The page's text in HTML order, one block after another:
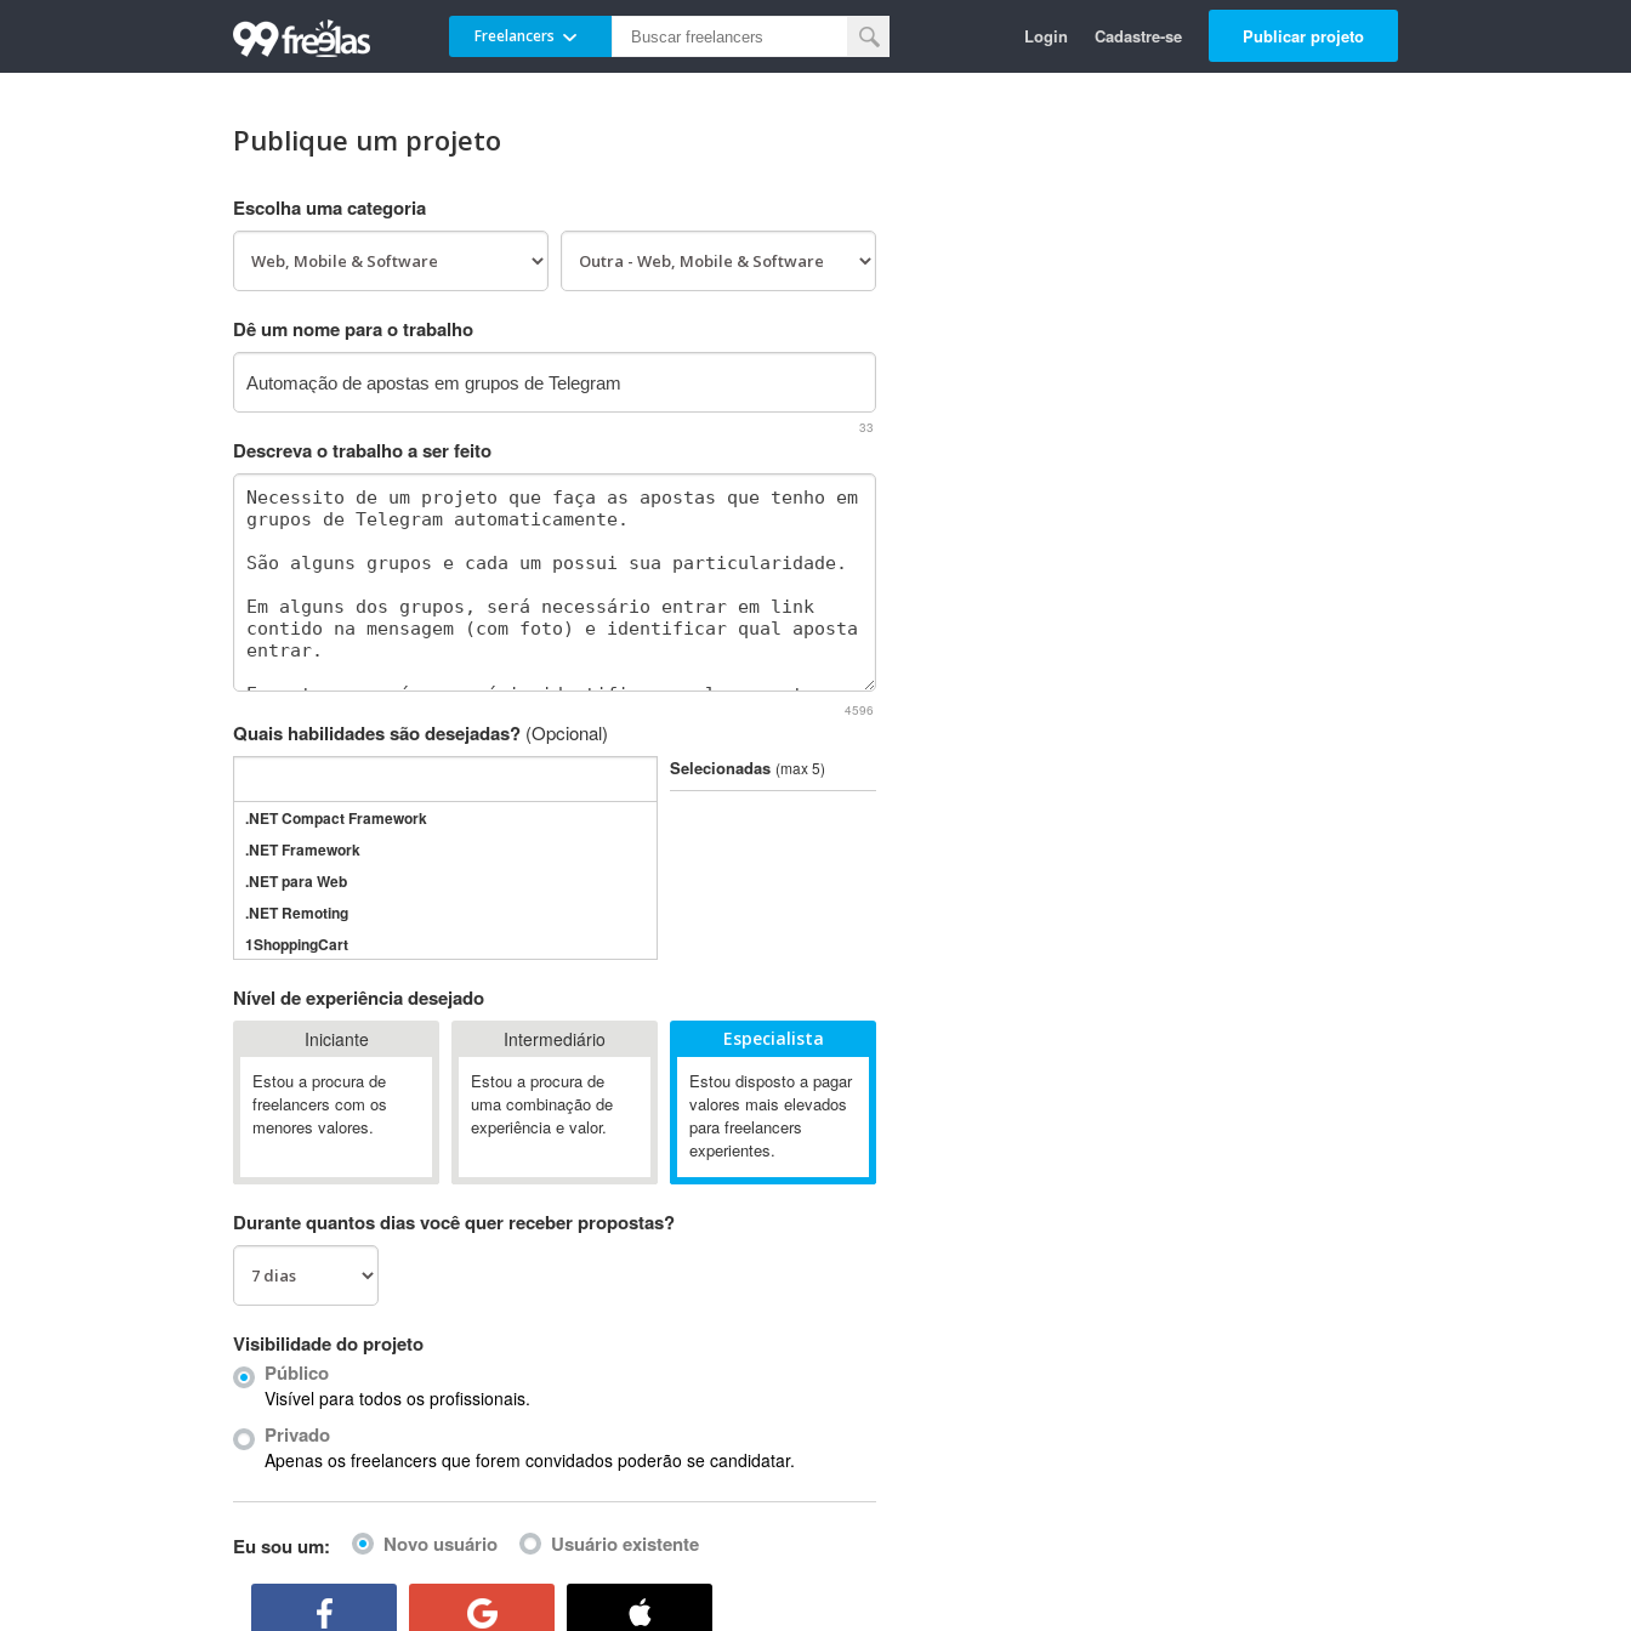
Freelancers Login Cadastre-se Publicar projeto
Publique um projeto
Escolha uma categoria
Dê um nome para o trabalho
33
Descreva o trabalho a ser feito
4596
Quais habilidades são desejadas? (Opcional)
.NET Compact Framework
.NET Framework
.NET para Web
.NET Remoting
1ShoppingCart
3GSM
4D Dimension
802.11
A&P
A-GPS
Ab Initio
ABIS
AbleCommerce
Ableton Live
Abstract Window Toolkit (AWT)
Selecionadas (max 5)
Nível de experiência desejado
Iniciante
Estou a procura de
freelancers com os
menores valores.
Intermediário
Estou a procura de
uma combinação de
experiência e valor.
Especialista
Estou disposto a pagar
valores mais elevados
para freelancers
experientes.
Durante quantos dias você quer receber propostas?
Visibilidade do projeto
Público
Visível para todos os profissionais.
Privado
Apenas os freelancers que forem convidados poderão se candidatar.
Eu sou um: Novo usuário Usuário existente